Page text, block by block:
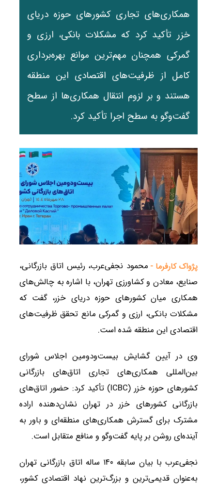
همکاری‌های تجاری کشورهای حوزه دریای
خزر تأکید کرد که مشکلات بانکی، ارزی و
گمرکی همچنان مهم‌ترین موانع بهره‌برداری
کامل از ظرفیت‌های اقتصادی این منطقه
هستند و بر لزوم انتقال همکاری‌ها از سطح
گفت‌وگو به سطح اجرا تأکید کرد.
پژواک کارفرما - محمود نجفی‌عرب، رئیس اتاق بازرگانی،
صنایع، معادن و کشاورزی تهران، با اشاره به چالش‌های
همکاری میان کشورهای حوزه دریای خزر، گفت که
مشکلات بانکی، ارزی و گمرکی مانع تحقق ظرفیت‌های
اقتصادی این منطقه شده است.
وی در آیین گشایش بیست‌ودومین اجلاس شورای
بین‌المللی همکاری‌های تجاری اتاق‌های بازرگانی
کشورهای حوزه خزر (ICBC) تأکید کرد: حضور اتاق‌های
بازرگانی کشورهای خزر در تهران نشان‌دهنده اراده
مشترک برای گسترش همکاری‌های منطقه‌ای و باور به
آینده‌ای روشن بر پایه گفت‌وگو و منافع متقابل است.
نجفی‌عرب با بیان سابقه ۱۴۰ ساله اتاق بازرگانی تهران
به‌عنوان قدیمی‌ترین و بزرگ‌ترین نهاد اقتصادی کشور،